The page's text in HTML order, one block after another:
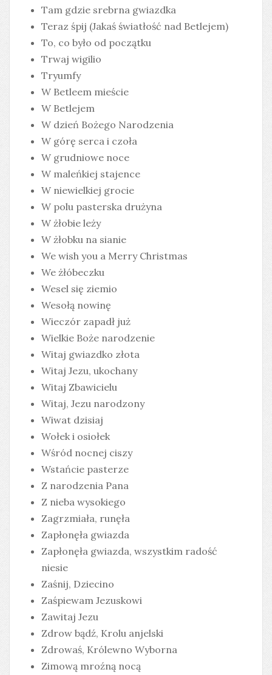
Tam gdzie srebrna gwiazdka
Teraz śpij (Jakaś światłość nad Betlejem)
To, co było od początku
Trwaj wigilio
Tryumfy
W Betleem mieście
W Betlejem
W dzień Bożego Narodzenia
W górę serca i czoła
W grudniowe noce
W maleńkiej stajence
W niewielkiej grocie
W polu pasterska drużyna
W żłobie leży
W żłobku na sianie
We wish you a Merry Christmas
We żłóbeczku
Wesel się ziemio
Wesołą nowinę
Wieczór zapadł już
Wielkie Boże narodzenie
Witaj gwiazdko złota
Witaj Jezu, ukochany
Witaj Zbawicielu
Witaj, Jezu narodzony
Wiwat dzisiaj
Wołek i osiołek
Wśród nocnej ciszy
Wstańcie pasterze
Z narodzenia Pana
Z nieba wysokiego
Zagrzmiała, runęła
Zapłonęła gwiazda
Zapłonęła gwiazda, wszystkim radość
niesie
Zaśnij, Dziecino
Zaśpiewam Jezuskowi
Zawitaj Jezu
Zdrow bądź, Krolu anjelski
Zdrowaś, Królewno Wyborna
Zimową mroźną nocą